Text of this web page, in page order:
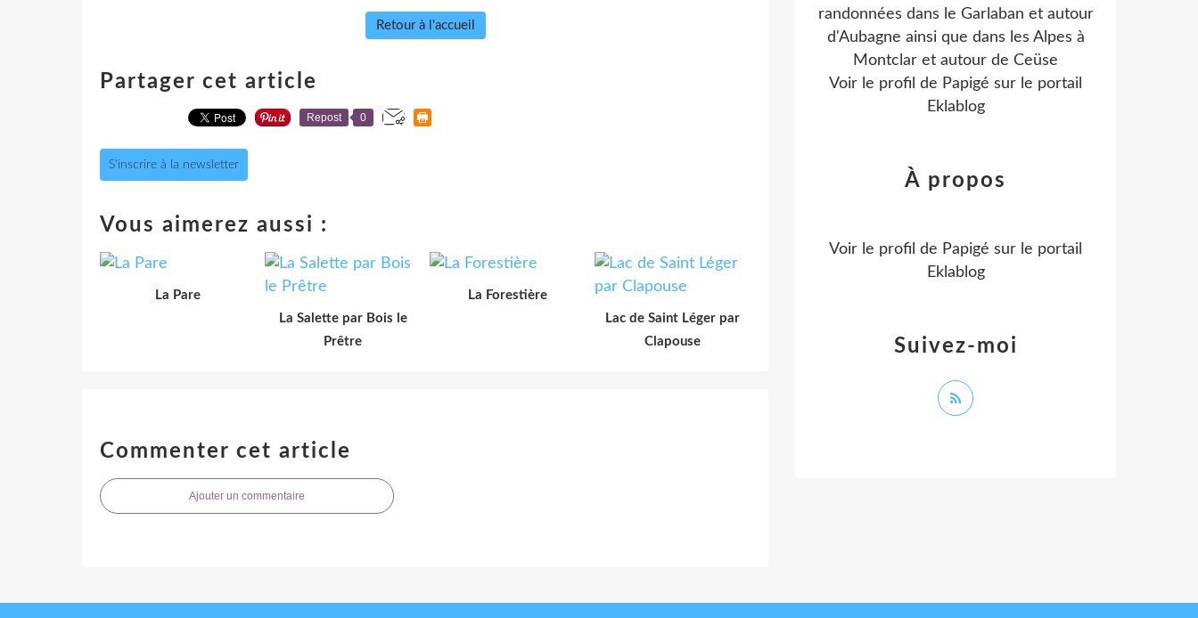
Retour à l'accueil
Partager cet article
Repost 0
S'inscrire à la newsletter
Vous aimerez aussi :
La Pare
La Salette par Bois le
Prêtre
La Forestière
Lac de Saint Léger par
Clapouse
Commenter cet article
Ajouter un commentaire
randonnées dans le Garlaban et autour
d'Aubagne ainsi que dans les Alpes à
Montclar et autour de Ceüse
Voir le profil de Papigé sur le portail
Eklablog
Suivez-moi
À propos
Voir le profil de Papigé sur le portail
Eklablog